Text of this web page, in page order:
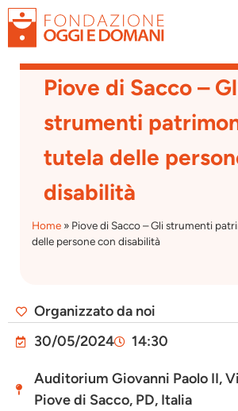
Piove di Sacco –
strumenti
tutela delle
disabilità
Home » Piove di Sacco – Gli strumenti
delle persone con disabilità
Organizzato da noi
30/05/2024
14:30
Auditorium Giovanni Paolo II,
Piove di Sacco, PD, Italia